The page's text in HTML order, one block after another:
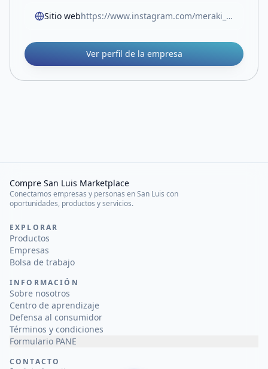
Sitio web https://www.instagram.com/meraki_sl_?igsh=MTMxOTIwbWxqNnFuMg%3D%3D&utm_source=qr
Ver perfil de la empresa
Compre San Luis Marketplace
Conectamos empresas y personas en San Luis con
oportunidades, productos y servicios.
EXPLORAR
Productos
Empresas
Bolsa de trabajo
INFORMACIÓN
Sobre nosotros
Centro de aprendizaje
Defensa al consumidor
Términos y condiciones
Formulario PANE
CONTACTO